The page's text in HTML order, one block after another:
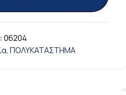
06204
, ΠΟΛΥΚΑΤΑΣΤΗΜΑ